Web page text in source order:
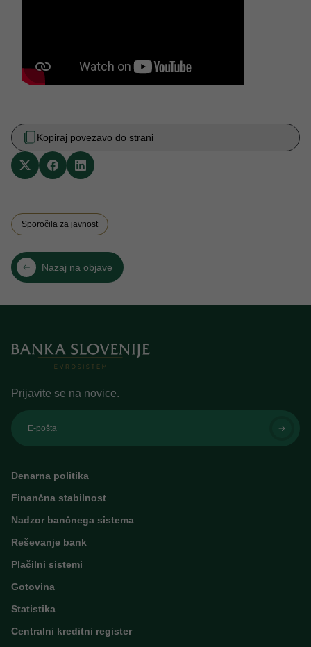
Kopiraj povezavo do strani
Sporočila za javnost
Nazaj na objave
Prijavite se na novice.
E-pošta
Denarna politika
Finančna stabilnost
Nadzor bančnega sistema
Reševanje bank
Plačilni sistemi
Gotovina
Statistika
Centralni kreditni register